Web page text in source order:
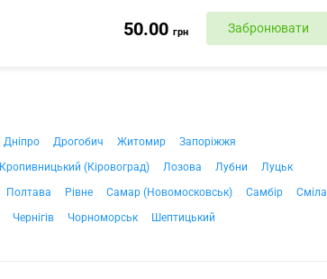
50.00 грн Забронювати
Дніпро Дрогобич Житомир
Запоріжжя
Кропивницький (Кіровоград) Лозова Лубни
Луцьк
Полтава Рівне Самар (Новомосковськ) Самбір
Сміла
Чернігів Чорноморськ Шептицький